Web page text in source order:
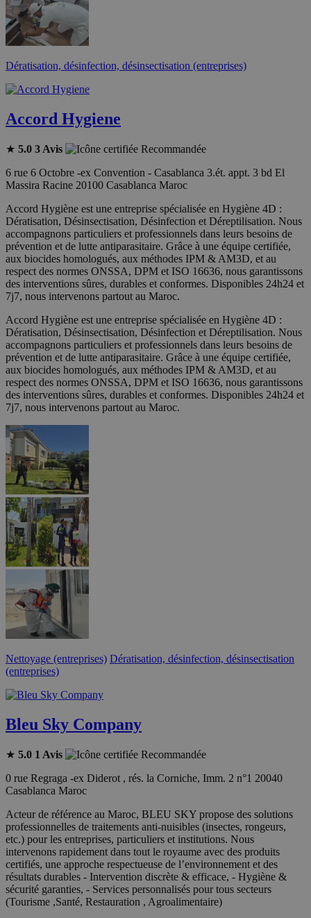
Dératisation, désinfection, désinsectisation (entreprises)
Accord Hygiene
★ 5.0 3 Avis
Recommandée
6 rue 6 Octobre -ex Convention - Casablanca 3.ét. appt. 3 bd El
Massira Racine 20100 Casablanca Maroc
Accord Hygiène est une entreprise spécialisée en Hygiène 4D :
Dératisation, Désinsectisation, Désinfection et Déreptilisation. Nous
accompagnons particuliers et professionnels dans leurs besoins de
prévention et de lutte antiparasitaire. Grâce à une équipe certifiée,
aux biocides homologués, aux méthodes IPM & AM3D, et au
respect des normes ONSSA, DPM et ISO 16636, nous garantissons
des interventions sûres, durables et conformes. Disponibles 24h24 et
7j7, nous intervenons partout au Maroc.
Accord Hygiène est une entreprise spécialisée en Hygiène 4D :
Dératisation, Désinsectisation, Désinfection et Déreptilisation. Nous
accompagnons particuliers et professionnels dans leurs besoins de
prévention et de lutte antiparasitaire. Grâce à une équipe certifiée,
aux biocides homologués, aux méthodes IPM & AM3D, et au
respect des normes ONSSA, DPM et ISO 16636, nous garantissons
des interventions sûres, durables et conformes. Disponibles 24h24 et
7j7, nous intervenons partout au Maroc.
Nettoyage (entreprises) Dératisation, désinfection, désinsectisation
(entreprises)
Bleu Sky Company
★ 5.0 1 Avis
Recommandée
0 rue Regraga -ex Diderot , rés. la Corniche, Imm. 2 n°1 20040
Casablanca Maroc
Acteur de référence au Maroc, BLEU SKY propose des solutions
professionnelles de traitements anti-nuisibles (insectes, rongeurs,
etc.) pour les entreprises, particuliers et institutions. Nous
intervenons rapidement dans tout le royaume avec des produits
certifiés, une approche respectueuse de l’environnement et des
résultats durables - Intervention discrète & efficace, - Hygiène &
sécurité garanties, - Services personnalisés pour tous secteurs
(Tourisme ,Santé, Restauration , Agroalimentaire)